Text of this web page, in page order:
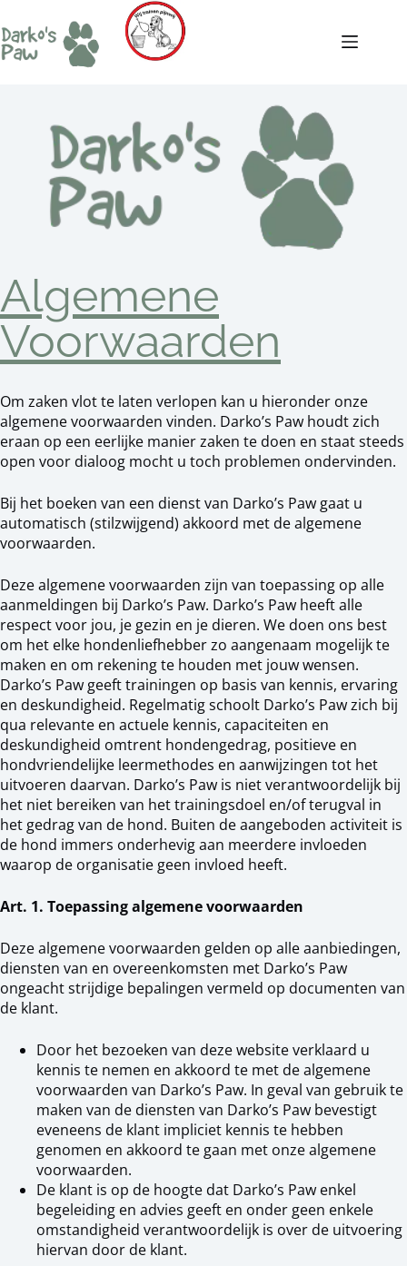
Algemene
Voorwaarden
Om zaken vlot te laten verlopen kan u hieronder onze
algemene voorwaarden vinden. Darko’s Paw houdt zich
eraan op een eerlijke manier zaken te doen en staat steeds
open voor dialoog mocht u toch problemen ondervinden.
Bij het boeken van een dienst van Darko’s Paw gaat u
automatisch (stilzwijgend) akkoord met de algemene
voorwaarden.
Deze algemene voorwaarden zijn van toepassing op alle
aanmeldingen bij Darko’s Paw. Darko’s Paw heeft alle
respect voor jou, je gezin en je dieren. We doen ons best
om het elke hondenliefhebber zo aangenaam mogelijk te
maken en om rekening te houden met jouw wensen.
Darko’s Paw geeft trainingen op basis van kennis, ervaring
en deskundigheid. Regelmatig schoolt Darko’s Paw zich bij
qua relevante en actuele kennis, capaciteiten en
deskundigheid omtrent hondengedrag, positieve en
hondvriendelijke leermethodes en aanwijzingen tot het
uitvoeren daarvan. Darko’s Paw is niet verantwoordelijk bij
het niet bereiken van het trainingsdoel en/of terugval in
het gedrag van de hond. Buiten de aangeboden activiteit is
de hond immers onderhevig aan meerdere invloeden
waarop de organisatie geen invloed heeft.
Art. 1. Toepassing algemene voorwaarden
Deze algemene voorwaarden gelden op alle aanbiedingen,
diensten van en overeenkomsten met Darko’s Paw
ongeacht strijdige bepalingen vermeld op documenten van
de klant.
Door het bezoeken van deze website verklaard u
kennis te nemen en akkoord te met de algemene
voorwaarden van Darko’s Paw. In geval van gebruik te
maken van de diensten van Darko’s Paw bevestigt
eveneens de klant impliciet kennis te hebben
genomen en akkoord te gaan met onze algemene
voorwaarden.
De klant is op de hoogte dat Darko’s Paw enkel
begeleiding en advies geeft en onder geen enkele
omstandigheid verantwoordelijk is over de uitvoering
hiervan door de klant.